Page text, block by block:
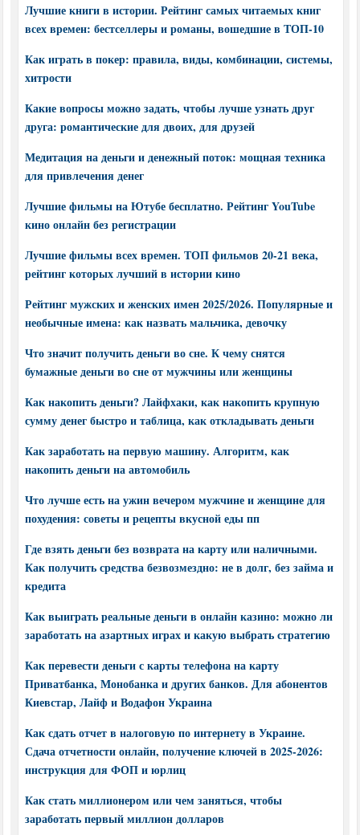
Лучшие книги в истории. Рейтинг самых читаемых книг
всех времен: бестселлеры и романы, вошедшие в ТОП-10
Как играть в покер: правила, виды, комбинации, системы,
хитрости
Какие вопросы можно задать, чтобы лучше узнать друг
друга: романтические для двоих, для друзей
Медитация на деньги и денежный поток: мощная техника
для привлечения денег
Лучшие фильмы на Ютубе бесплатно. Рейтинг YouTube
кино онлайн без регистрации
Лучшие фильмы всех времен. ТОП фильмов 20-21 века,
рейтинг которых лучший в истории кино
Рейтинг мужских и женских имен 2025/2026. Популярные и
необычные имена: как назвать мальчика, девочку
Что значит получить деньги во сне. К чему снятся
бумажные деньги во сне от мужчины или женщины
Как накопить деньги? Лайфхаки, как накопить крупную
сумму денег быстро и таблица, как откладывать деньги
Как заработать на первую машину. Алгоритм, как
накопить деньги на автомобиль
Что лучше есть на ужин вечером мужчине и женщине для
похудения: советы и рецепты вкусной еды пп
Где взять деньги без возврата на карту или наличными.
Как получить средства безвозмездно: не в долг, без займа и
кредита
Как выиграть реальные деньги в онлайн казино: можно ли
заработать на азартных играх и какую выбрать стратегию
Как перевести деньги с карты телефона на карту
Приватбанка, Монобанка и других банков. Для абонентов
Киевстар, Лайф и Водафон Украина
Как сдать отчет в налоговую по интернету в Украине.
Сдача отчетности онлайн, получение ключей в 2025-2026:
инструкция для ФОП и юрлиц
Как стать миллионером или чем заняться, чтобы
заработать первый миллион долларов